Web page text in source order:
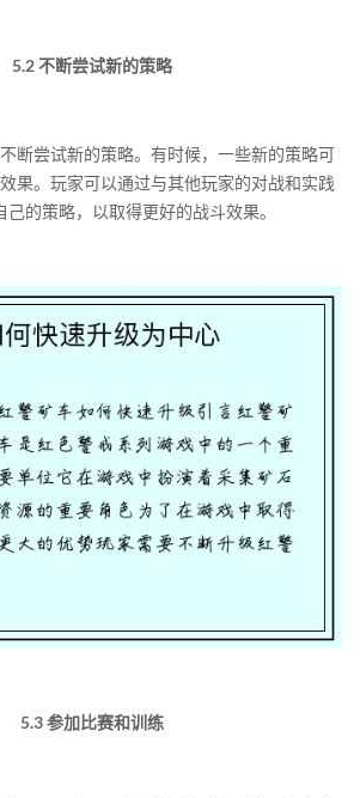
5.2 不断尝试新的策略
断尝试新的策略。有时候，一些新的策略可
果。玩家可以通过与其他玩家的对战和实践
己的策略，以取得更好的战斗效果。
5.3 参加比赛和训练